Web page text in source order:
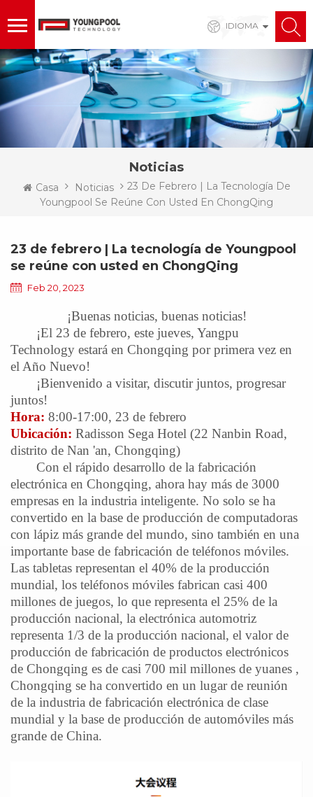
IDIOMA
Noticias
Casa Noticias
23 De Febrero | La Tecnología De
Youngpool Se Reúne Con Usted En ChongQing
23 de febrero | La tecnología de Youngpool
se reúne con usted en ChongQing
Feb 20, 2023
¡Buenas noticias, buenas noticias!
¡El 23 de febrero, este jueves, Yangpu
Technology estará en Chongqing por primera vez en
el Año Nuevo!
¡Bienvenido a visitar, discutir juntos, progresar
juntos!
Hora: 8:00-17:00, 23 de febrero
Ubicación: Radisson Sega Hotel (22 Nanbin Road,
distrito de Nan 'an, Chongqing)
Con el rápido desarrollo de la fabricación
electrónica en Chongqing, ahora hay más de 3000
empresas en la industria inteligente. No solo se ha
convertido en la base de producción de computadoras
con lápiz más grande del mundo, sino también en una
importante base de fabricación de teléfonos móviles.
Las tabletas representan el 40% de la producción
mundial, los teléfonos móviles fabrican casi 400
millones de juegos, lo que representa el 25% de la
producción nacional, la electrónica automotriz
representa 1/3 de la producción nacional, el valor de
producción de fabricación de productos electrónicos
de Chongqing es de casi 700 mil millones de yuanes ,
Chongqing se ha convertido en un lugar de reunión
de la industria de fabricación electrónica de clase
mundial y la base de producción de automóviles más
grande de China.